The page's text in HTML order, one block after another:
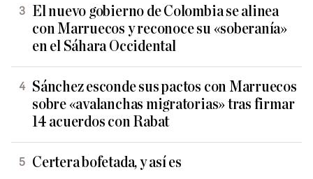
El nuevo gobierno de Colombia se alinea
con Marruecos y reconoce su «soberanía»
en el Sáhara Occidental
Sánchez esconde sus pactos con Marruecos
sobre «avalanchas migratorias» tras firmar
14 acuerdos con Rabat
Certera bofetada, y así es